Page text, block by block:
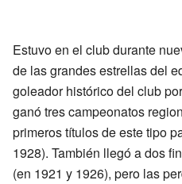
Estuvo en el club durante
de las grandes estrellas del
goleador histórico del club
ganó tres campeonatos
primeros títulos de este tipo
1928). También llegó a dos
(en 1921 y 1926), pero las